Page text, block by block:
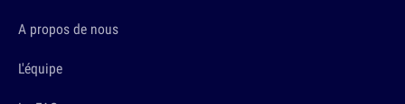
A propos de nous
L'équipe